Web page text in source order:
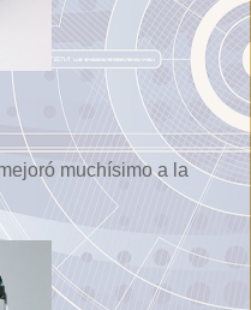
muchísimo a la